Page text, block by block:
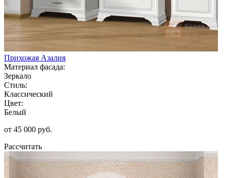
Прихожая Азалия
Материал фасада:
Зеркало
Стиль:
Классический
Цвет:
Белый
от 45 000 руб.
Рассчитать